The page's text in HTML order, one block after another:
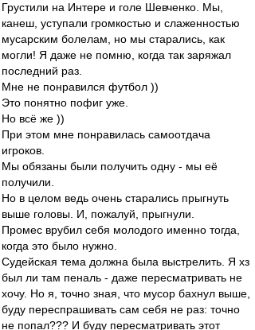
Грустили на Интере и голе Шевченко. Мы,
канеш, уступали громкостью и слаженностью
мусарским болелам, но мы старались, как
могли! Я даже не помню, когда так заряжал
последний раз.
Мне не понравился футбол ))
Это понятно пофиг уже.
Но всё же ))
При этом мне понравилась самоотдача
игроков.
Мы обязаны были получить одну - мы её
получили.
Но в целом ведь очень старались прыгнуть
выше головы. И, пожалуй, прыгнули.
Промес врубил себя молодого именно тогда,
когда это было нужно.
Судейская тема должна была выстрелить. Я хз
был ли там пеналь - даже пересматривать не
хочу. Но я, точно зная, что мусор бахнул выше,
буду переспрашивать сам себя не раз: точно
не попал??? И буду пересматривать этот